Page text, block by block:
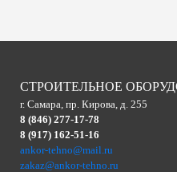
СТРОИТЕЛЬНОЕ
г. Самара, пр. Кирова, д. 255
8 (846) 277-17-78
8 (917) 162-51-16
ankor-tehno@mail.ru
zakaz@ankor-tehno.ru